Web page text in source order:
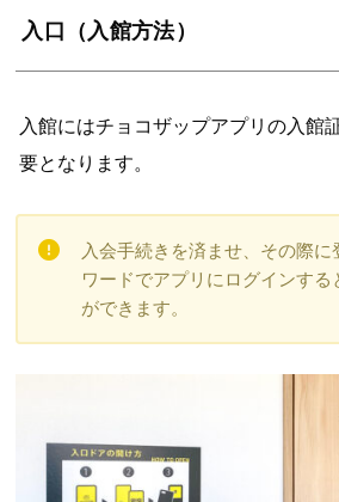
入口（入館方法）
入館にはチョコザップアプリの入館
要となります。
入会手続きを済ませ、その際に
ワードでアプリにログインす
ができます。